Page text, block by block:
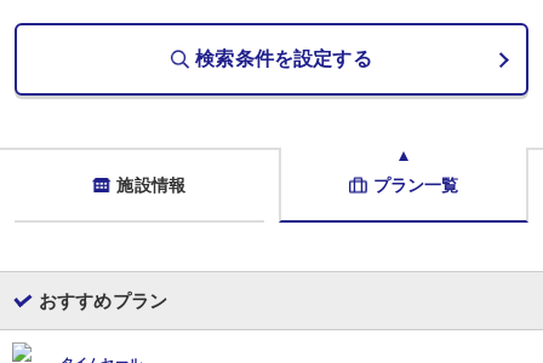
検索条件を設定する
施設情報 プラン一覧
おすすめプラン